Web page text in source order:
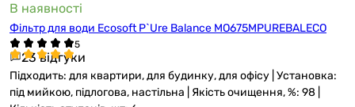
В наявності
Фільтр для води Ecosoft P`Ure Balance MO675MPUREBALECO
23 відгуки
Підходить: для квартири, для будинку, для офісу | Установка:
під мийкою, підлогова, настільна | Якість очищення, %: 98 |